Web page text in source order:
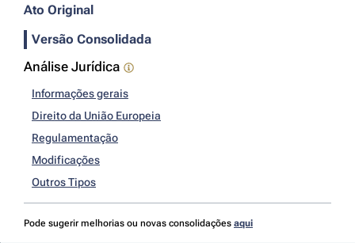
Ato Original
Versão Consolidada
Análise Jurídica
Informações gerais
Direito da União Europeia
Regulamentação
Modificações
Outros Tipos
Pode sugerir melhorias ou novas consolidações aqui